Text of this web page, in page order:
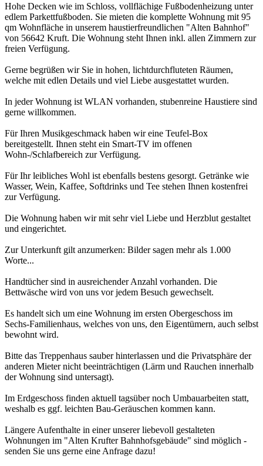
Hohe Decken wie im Schloss, vollflächige Fußbodenheizung unter
edlem Parkettfußboden. Sie mieten die komplette Wohnung mit 95
qm Wohnfläche in unserem haustierfreundlichen "Alten Bahnhof"
von 56642 Kruft. Die Wohnung steht Ihnen inkl. allen Zimmern zur
freien Verfügung.
Gerne begrüßen wir Sie in hohen, lichtdurchfluteten Räumen,
welche mit edlen Details und viel Liebe ausgestattet wurden.
In jeder Wohnung ist WLAN vorhanden, stubenreine Haustiere sind
gerne willkommen.
Für Ihren Musikgeschmack haben wir eine Teufel-Box
bereitgestellt. Ihnen steht ein Smart-TV im offenen
Wohn-/Schlafbereich zur Verfügung.
Für Ihr leibliches Wohl ist ebenfalls bestens gesorgt. Getränke wie
Wasser, Wein, Kaffee, Softdrinks und Tee stehen Ihnen kostenfrei
zur Verfügung.
Die Wohnung haben wir mit sehr viel Liebe und Herzblut gestaltet
und eingerichtet.
Zur Unterkunft gilt anzumerken: Bilder sagen mehr als 1.000
Worte...
Handtücher sind in ausreichender Anzahl vorhanden. Die
Bettwäsche wird von uns vor jedem Besuch gewechselt.
Es handelt sich um eine Wohnung im ersten Obergeschoss im
Sechs-Familienhaus, welches von uns, den Eigentümern, auch selbst
bewohnt wird.
Bitte das Treppenhaus sauber hinterlassen und die Privatsphäre der
anderen Mieter nicht beeinträchtigen (Lärm und Rauchen innerhalb
der Wohnung sind untersagt).
Im Erdgeschoss finden aktuell tagsüber noch Umbauarbeiten statt,
weshalb es ggf. leichten Bau-Geräuschen kommen kann.
Längere Aufenthalte in einer unserer liebevoll gestalteten
Wohnungen im "Alten Krufter Bahnhofsgebäude" sind möglich -
senden Sie uns gerne eine Anfrage dazu!